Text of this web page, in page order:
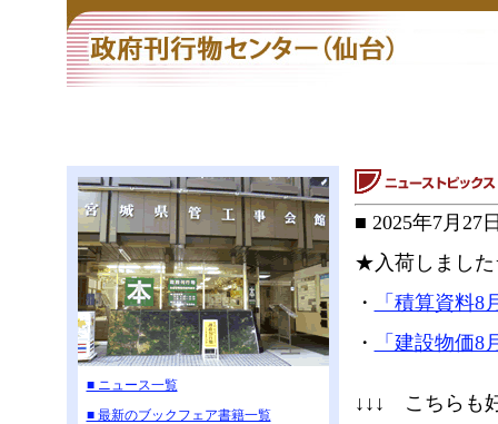
■ ニュース一覧
■ 最新のブックフェア書籍一覧
■ 2025年7月
★入荷しまし
・
「積算資料8
・
「建設物価8
↓↓↓ こちらも